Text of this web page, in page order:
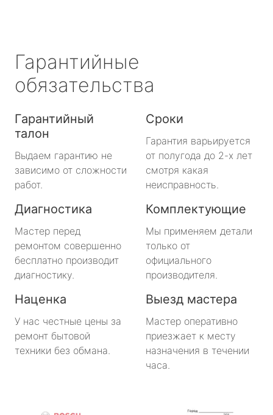
Гарантийные
обязательства
Гарантийный
талон
Выдаем гарантию не
зависимо от сложности
работ.
Сроки
Гарантия варьируется
от полугода до 2-х лет
смотря какая
неисправность.
Диагностика
Мастер перед
ремонтом совершенно
бесплатно производит
диагностику.
Комплектующие
Мы применяем детали
только от
официального
производителя.
Наценка
У нас честные цены за
ремонт бытовой
техники без обмана.
Выезд мастера
Мастер оперативно
приезжает к месту
назначения в течении
часа.